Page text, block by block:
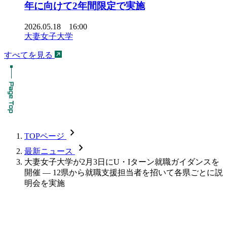
年に向けて2年間限定で実施
2026.05.18 16:00
大妻女子大学
すべてを見る
TOPページ chevron_forward
最新ニュース chevron_forward
大妻女子大学が2月3日にU・Iターン就職ガイダンスを
開催 — 12県から就職支援担当者を招いて各県ごとに説
明会を実施